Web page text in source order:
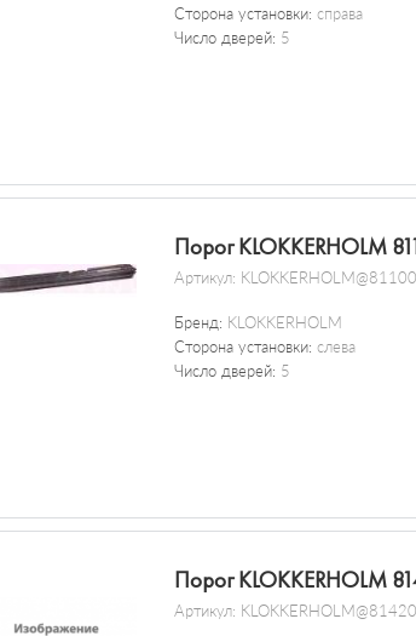
Сторона установки: справа
Число дверей: 5
Порог KLOKKERHOLM
Артикул:
Бренд: KLOKKERHOLM
Сторона установки: слева
Число дверей: 5
Порог KLOKKERHOLM
Артикул: